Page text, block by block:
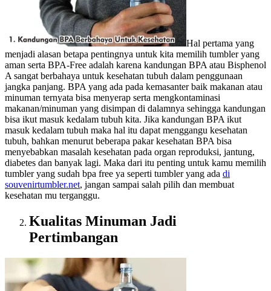
Hal pertama yang
menjadi alasan betapa pentingnya untuk kita memilih tumbler yang
aman serta BPA-Free adalah karena kandungan BPA atau Bisphenol
A sangat berbahaya untuk kesehatan tubuh dalam penggunaan
jangka panjang. BPA yang ada pada kemasanter baik makanan atau
minuman ternyata bisa menyerap serta mengkontaminasi
makanan/minuman yang disimpan di dalamnya sehingga kandungan
bisa ikut masuk kedalam tubuh kita. Jika kandungan BPA ikut
masuk kedalam tubuh maka hal itu dapat menggangu kesehatan
tubuh, bahkan menurut beberapa pakar kesehatan BPA bisa
menyebabkan masalah kesehatan pada organ reproduksi, jantung,
diabetes dan banyak lagi. Maka dari itu penting untuk kamu memilih
tumbler yang sudah bpa free ya seperti tumbler yang ada di
souvenirtumbler.net, jangan sampai salah pilih dan membuat
kesehatan mu terganggu.
Kualitas Minuman Jadi
Pertimbangan